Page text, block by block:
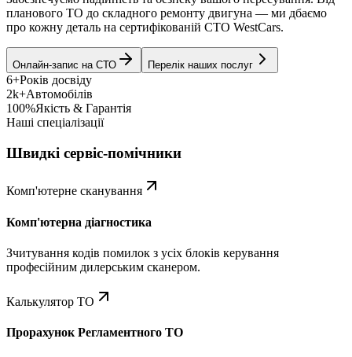
планового ТО до складного ремонту двигуна — ми дбаємо
про кожну деталь на сертифікованій СТО WestCars.
Онлайн-запис на СТО Перелік наших послуг
6+Років досвіду
2k+Автомобілів
100%Якість & Гарантія
Наші спеціалізації
Швидкі сервіс-помічники
Комп'ютерне сканування
Комп'ютерна діагностика
Зчитування кодів помилок з усіх блоків керування
професійним дилерським сканером.
Калькулятор ТО
Прорахунок Регламентного ТО